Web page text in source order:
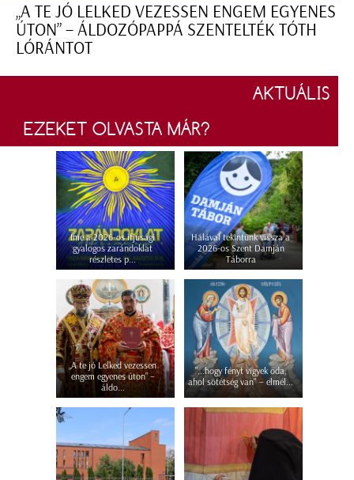
„A TE JÓ LELKED VEZESSEN ENGEM EGYENES
ÚTON” – ÁLDOZÓPAPPÁ SZENTELTÉK TÓTH
LÓRÁNTOT
AKTUÁLIS
EZEKET OLVASTA MÁR?
Íme a 2026-os ifjúsági
gyalogos zarándoklat
részletes p...
Hálával tekintünk vissza a
2026-os Szent Damján
Táborra
„A te jó Lelked vezessen
engem egyenes úton” –
áldo...
"...hogy fényt vigyek oda,
ahol sötétség van" – elmél...